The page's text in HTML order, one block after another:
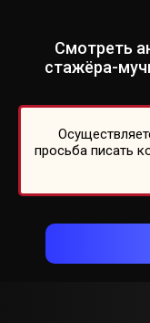
Смотреть
стажёра-
просьба писать